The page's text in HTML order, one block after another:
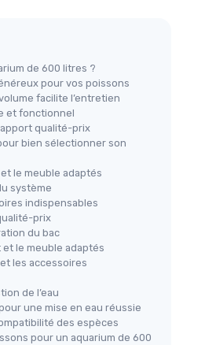
300L avec Filtre et
de 300L
intégrépour rangement
élégant
en blanc
de 600 litres ?
pour vos poissons
facilite l’entretien
et fonctionnel
qualité-prix
bien sélectionner son
le meuble adaptés
système
indispensables
prix
du bac
le meuble adaptés
les accessoires
de l’eau
une mise en eau réussie
des espèces
pour un aquarium de 600